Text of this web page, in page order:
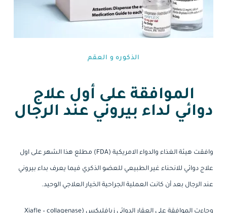
الذكوره و العقم⁩
الموافقة على أول علاج
دوائي لداء بيروني عند الرجال
وافقت هيئة الغذاء والدواء الامريكية (FDA) مطلع هذا الشهر على اول
علاج دوائي للانحناء غير الطبيعي للعضو الذكري فيما يعرف بداء بيروني
عند الرجال بعد أن كانت العملية الجراحية الخيار العلاجي الوحيد.
وجاءت الموافقة على العقار الدوائي زيافليكس (Xiafle – collagenase